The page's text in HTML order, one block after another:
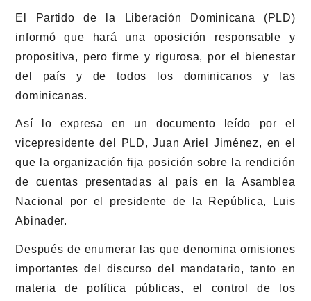
El Partido de la Liberación Dominicana (PLD)
informó que hará una oposición responsable y
propositiva, pero firme y rigurosa, por el bienestar
del país y de todos los dominicanos y las
dominicanas.
Así lo expresa en un documento leído por el
vicepresidente del PLD, Juan Ariel Jiménez, en el
que la organización fija posición sobre la rendición
de cuentas presentadas al país en la Asamblea
Nacional por el presidente de la República, Luis
Abinader.
Después de enumerar las que denomina omisiones
importantes del discurso del mandatario, tanto en
materia de política públicas, el control de los